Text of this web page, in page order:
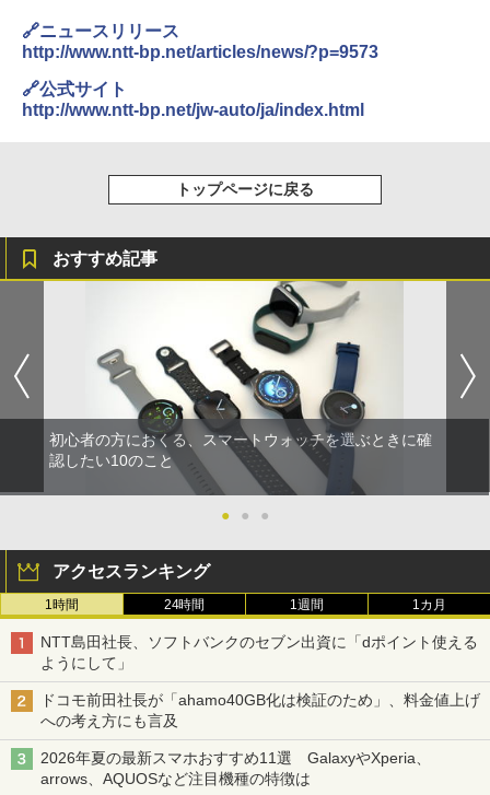
🔗ニュースリリース
http://www.ntt-bp.net/articles/news/?p=9573
🔗公式サイト
http://www.ntt-bp.net/jw-auto/ja/index.html
トップページに戻る
おすすめ記事
初心者の方におくる、スマートウォッチを選ぶときに確
認したい10のこと
● ● ●
アクセスランキング
1時間 24時間 1週間 1カ月
NTT島田社長、ソフトバンクのセブン出資に「dポイント使える
ようにして」
ドコモ前田社長が「ahamo40GB化は検証のため」、料金値上げ
への考え方にも言及
2026年夏の最新スマホおすすめ11選 GalaxyやXperia、
arrows、AQUOSなど注目機種の特徴は